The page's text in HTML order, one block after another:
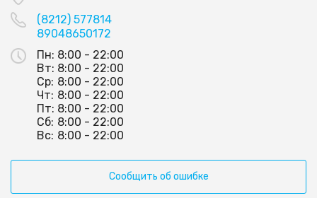
(8212) 577814
89048650172
Пн: 8:00 - 22:00
Вт: 8:00 - 22:00
Ср: 8:00 - 22:00
Чт: 8:00 - 22:00
Пт: 8:00 - 22:00
Сб: 8:00 - 22:00
Вс: 8:00 - 22:00
Сообщить об ошибке